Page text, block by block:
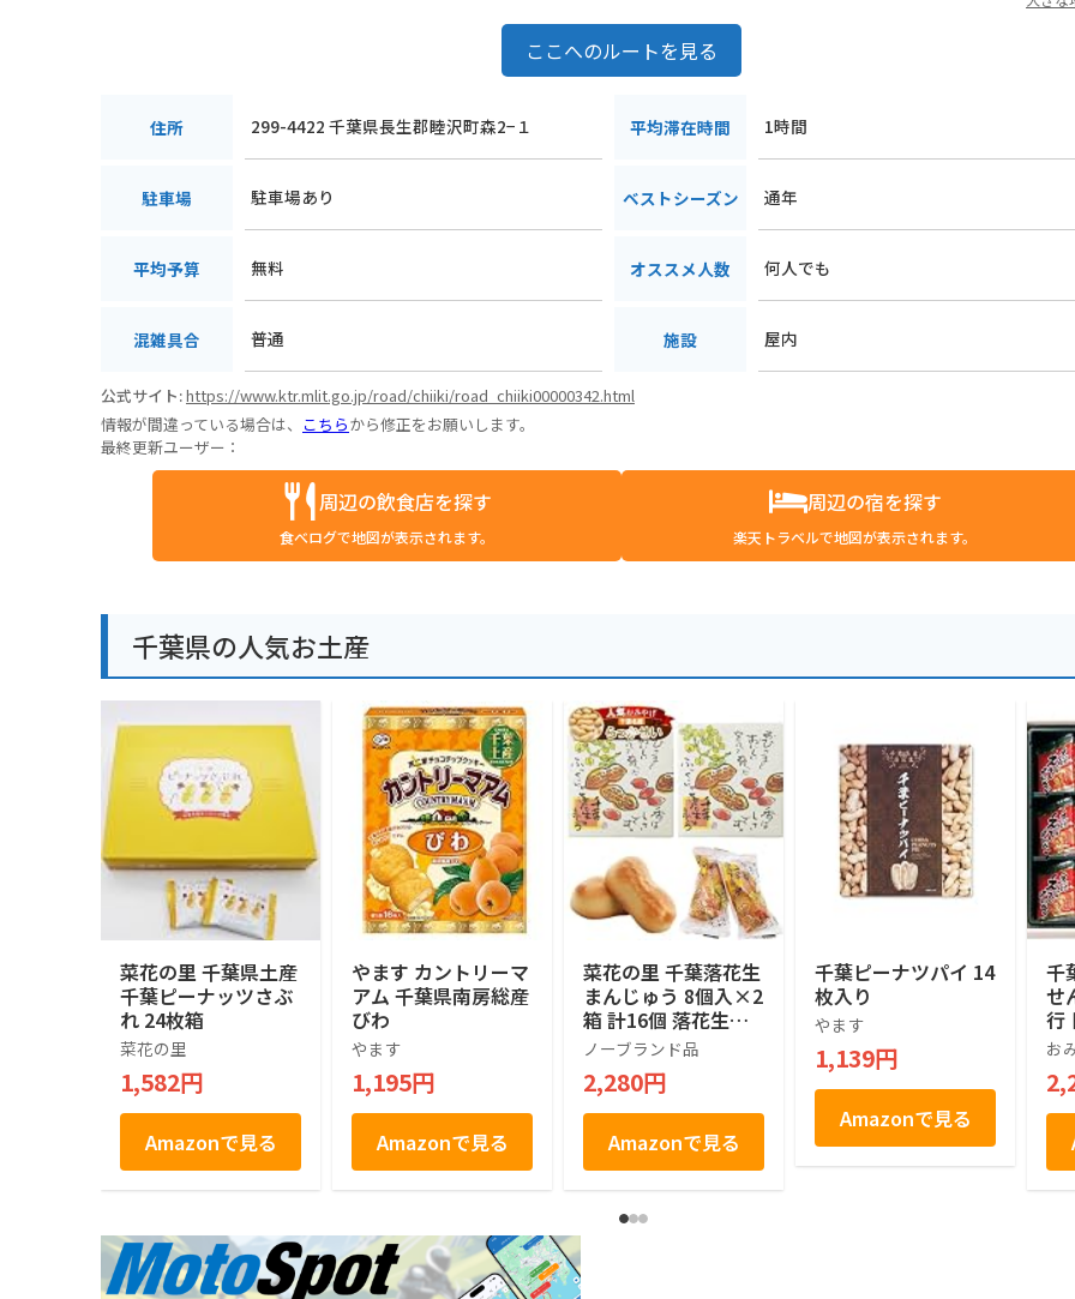
ここへのルートを見る
住所 299-4422 千葉県長生郡睦沢町森2−１ 平均滞在時間 1時間
駐車場 駐車場あり ベストシーズン 通年
平均予算 無料 オススメ人数 何人でも
混雑具合 普通 施設 屋内
公式サイト:https://www.ktr.mlit.go.jp/road/chiiki/road_chiiki00000342.html
情報が間違っている場合は、 こちらから修正をお願いします。
最終更新ユーザー：
周辺の飲食店を探す
食べログで地図が表示されます。
周辺の宿を探す
楽天トラベルで地図が表示されます。
千葉県の人気お土産
菜花の里 千葉県土産
千葉ピーナッツさぶ
れ 24枚箱
菜花の里
1,582円
Amazonで見る
やます カントリーマ
アム 千葉県南房総産
びわ
やます
1,195円
Amazonで見る
菜花の里 千葉落花生
まんじゅう 8個入×2
箱 計16個 落花生の
形 ピーナッツ 白あ
ん 和菓子 饅頭 千葉
土産 房総 個包装 手
土産
ノーブランド品
2,280円
Amazonで見る
千葉ピーナツパイ 14
枚入り
やます
1,139円
Amazonで見る
千
せ
行
産
お